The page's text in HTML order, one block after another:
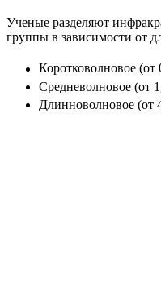
Ученые разделяют
группы в зависимости от
Коротковолновое (от
Средневолновое (от
Длинноволновое (от